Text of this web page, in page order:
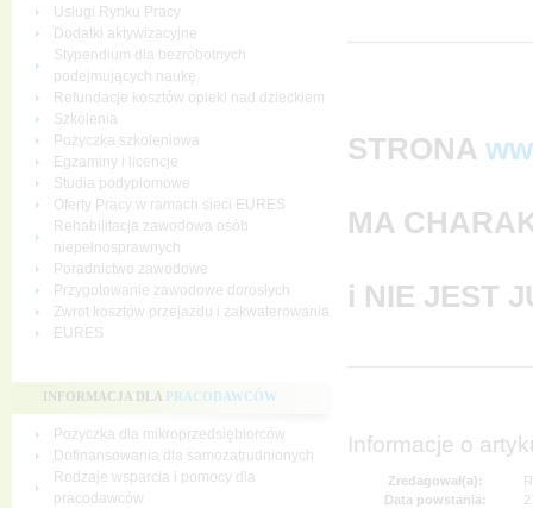
Usługi Rynku Pracy
Dodatki aktywizacyjne
Stypendium dla bezrobotnych
podejmujących naukę
Refundacje kosztów opieki nad dzieckiem
Szkolenia
Pożyczka szkoleniowa
Egzaminy i licencje
Studia podyplomowe
Oferty Pracy w ramach sieci EURES
Rehabilitacja zawodowa osób
niepełnosprawnych
Poradnictwo zawodowe
Przygotowanie zawodowe dorosłych
Zwrot kosztów przejazdu i zakwaterowania
EURES
INFORMACJA DLA PRACODAWCÓW
Pożyczka dla mikroprzedsiębiorców
Dofinansowania dla samozatrudnionych
Rodzaje wsparcia i pomocy dla
pracodawców
STRONA
MA
i NIE JEST
Informacje o
Zredagował(a):
Data powstania: